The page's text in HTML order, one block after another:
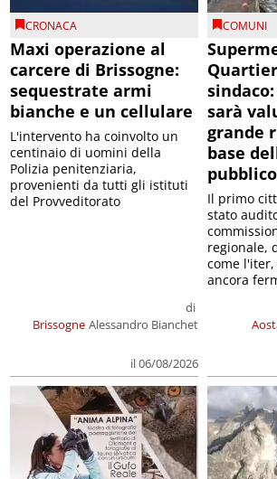
CRONACA
Maxi operazione al
carcere di Brissogne:
sequestrate armi
bianche e un cellulare
Brissogne
di
Alessandro Bianchet
il 06/08/2026
L'intervento ha coinvolto un
centinaio di uomini della
Polizia penitenziaria,
provenienti da tutti gli istituti
del Provveditorato
COMUNI
sarà
grande
base
Il primo
stato
regionale,
come
ancora